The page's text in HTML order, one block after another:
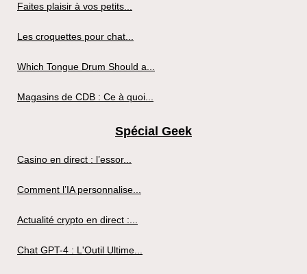
Faites plaisir à vos petits...
Les croquettes pour chat...
Which Tongue Drum Should a...
Magasins de CDB : Ce à quoi...
Spécial Geek
Casino en direct : l’essor...
Comment l’IA personnalise...
Actualité crypto en direct :...
Chat GPT-4 : L'Outil Ultime...